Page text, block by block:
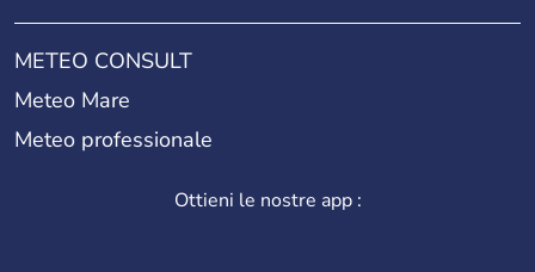
METEO CONSULT
Meteo Mare
Meteo professionale
Ottieni le nostre app :